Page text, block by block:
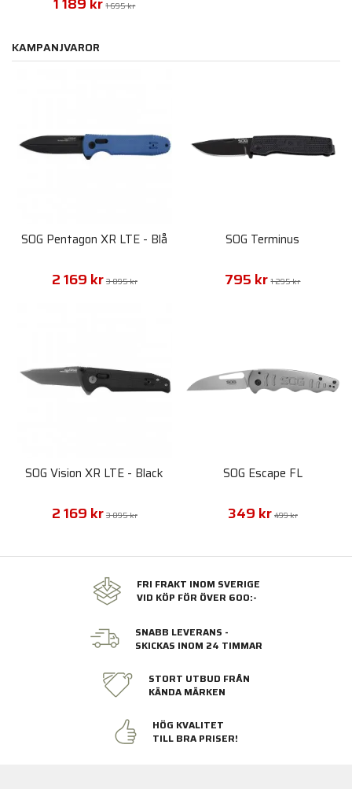
1 695 kr
KAMPANJVAROR
SOG Pentagon XR LTE - Blå
2 169 kr 3 095 kr
SOG Terminus
795 kr 1 295 kr
SOG Vision XR LTE - Black
2 169 kr 3 095 kr
SOG Escape FL
349 kr 499 kr
FRI FRAKT INOM SVERIGE
VID KÖP FÖR ÖVER 600:-
SNABB LEVERANS -
SKICKAS INOM 24 TIMMAR
STORT UTBUD FRÅN
KÄNDA MÄRKEN
HÖG KVALITET
TILL BRA PRISER!